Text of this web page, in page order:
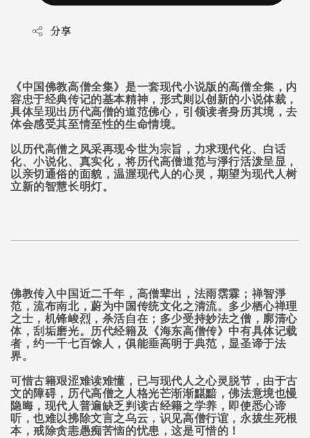
分享
《中国佛教高僧全集》是一套现代小说版的高僧全集，内
容忠于经典传记的基本精神，形式则以创新的小说体裁，
具体呈现出历代高僧的道范佛心，引领读者身历其境，去
体会感受其至情至性的生命情境。
以历代高僧之风采再现今世为宗旨，力求现代化、白话
化、小说化、真实化，将历代高僧道范与淨行活泼呈显，
以亲切通俗的面貌，温渥现代人的心灵，期望为现代人树
立新的智慧长明灯。
佛教传入中国近二千年，高僧辈出，法雨霑霖；禅智淨
范，流布南北，蔚为中国传统文化之清流。多少栖心禅理
之士，机锋峻烈，杀活自在；多少受持妙法之僧，廓清心
体，刮垢磨光。历代经籍及《海东高僧传》中有具体记载
者，约一千七百馀人，俱能垂高明于典范，显圣谛于法
界。
可惜古籍艰涩难读难懂，已与现代人之心灵脱节，由于古
文的障碍，历代高僧之人格光芒渐渐黮黯，佛法意境也慢
隐晦，现代人普遍缺乏判读古经籍之学养，即使悉心谛
听，也难以拂除文言之乌云，识见高僧行谊，永拔生死根
本，戒除贪恚愚痴苦恼的忧患，这是可惜的！